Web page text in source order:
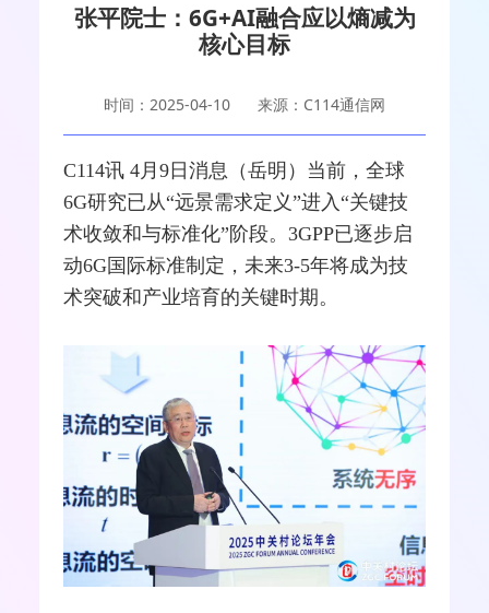
张平院士：6G+AI融合应以熵减为
核心目标
时间：2025-04-10 来源：C114通信网
C114讯 4月9日消息（岳明）当前，全球
6G研究已从“远景需求定义”进入“关键技
术收敛和与标准化”阶段。3GPP已逐步启
动6G国际标准制定，未来3-5年将成为技
术突破和产业培育的关键时期。